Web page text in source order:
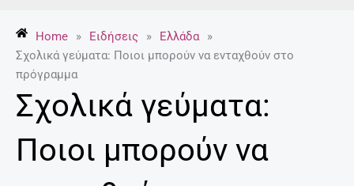
-
f
p
Home » Ειδήσεις » Ελλάδα
»
Σχολικά γεύματα: Ποιοι μπορούν να ενταχθούν στο
πρόγραμμα
Σχολικά γεύματα:
Ποιοι μπορούν να